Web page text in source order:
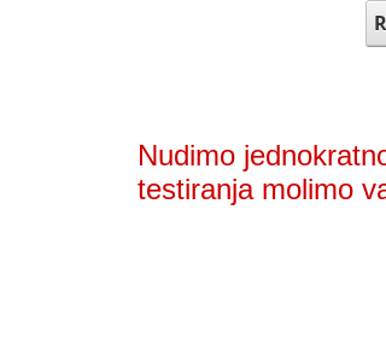
Nudimo
testiranja molimo